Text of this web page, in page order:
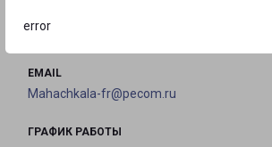
error
+7(8722) 989-454
EMAIL
Mahachkala-fr@pecom.ru
ГРАФИК РАБОТЫ